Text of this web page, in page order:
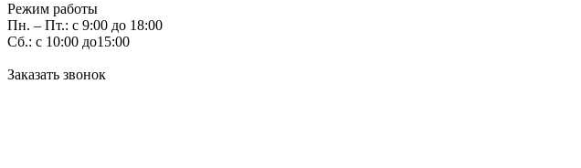
Режим работы
Пн. – Пт.: с 9:00 до 18:00
Сб.: с 10:00 до15:00
Заказать звонок